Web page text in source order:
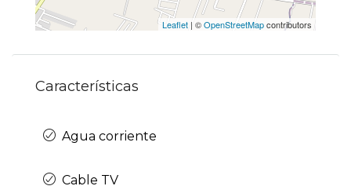
Leaflet | ©OpenStreetMapcontributors
Características
Agua corriente
Cable TV